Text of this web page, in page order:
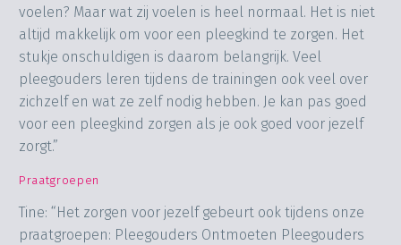
voelen? Maar wat zij voelen is heel normaal. Het is niet
altijd makkelijk om voor een pleegkind te zorgen. Het
stukje onschuldigen is daarom belangrijk. Veel
pleegouders leren tijdens de trainingen ook veel over
zichzelf en wat ze zelf nodig hebben. Je kan pas goed
voor een pleegkind zorgen als je ook goed voor jezelf
zorgt.”
Praatgroepen
Tine: “Het zorgen voor jezelf gebeurt ook tijdens onze
praatgroepen: Pleegouders Ontmoeten Pleegouders